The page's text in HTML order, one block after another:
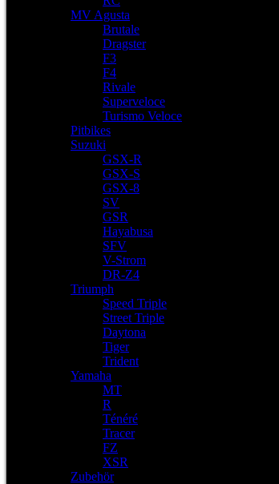
MV Agusta
Brutale
Dragster
F3
F4
Rivale
Superveloce
Turismo Veloce
Pitbikes
Suzuki
GSX-R
GSX-S
GSX-8
SV
GSR
Hayabusa
SFV
V-Strom
DR-Z4
Triumph
Speed Triple
Street Triple
Daytona
Tiger
Trident
Yamaha
MT
R
Ténéré
Tracer
FZ
XSR
Zubehör